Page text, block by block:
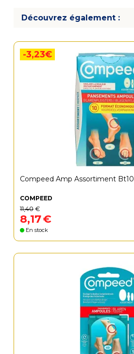
Découvrez également :
-3,23€
Compeed Amp Assortiment Bt10
COMPEED
11,40€
8,17€
En stock